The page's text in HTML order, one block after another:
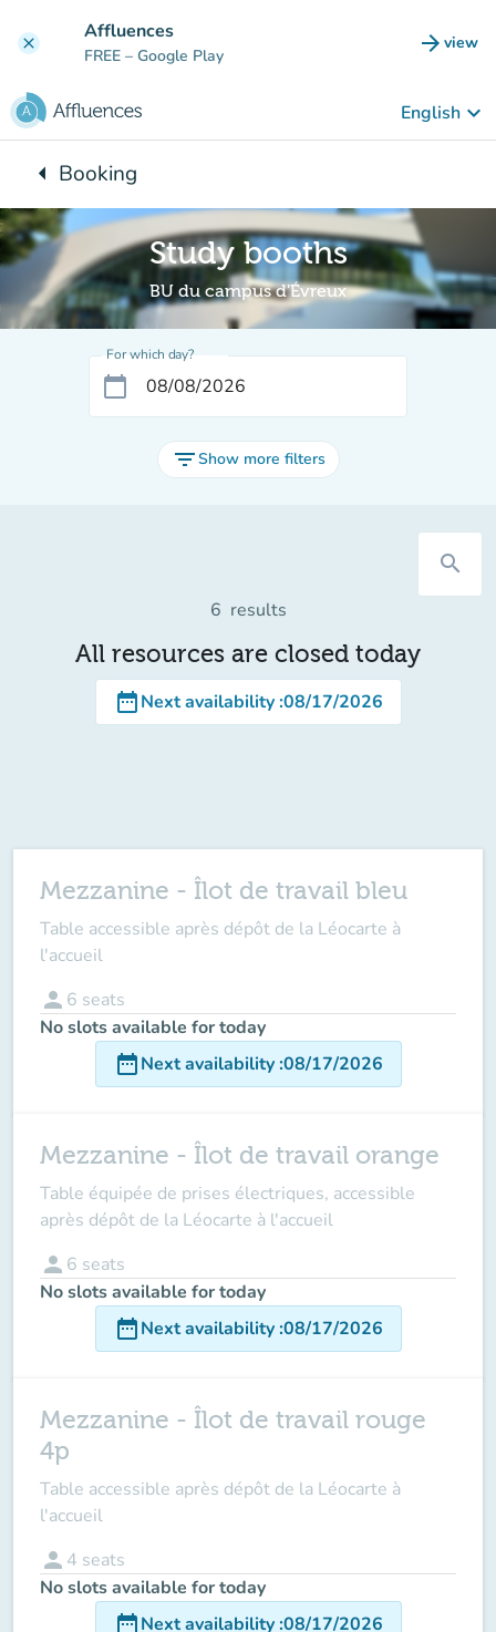
clear Affluences
FREE – Google Play arrow_forward view
(new
English keyboard_arrow_down
arrow_leftBack to:
Booking
Study booths
BU du campus d'Évreux
For which day?
calendar_today
filter_listShow more filters
search
6 results
All resources are closed today
date_rangeNext availability:08/17/2026
Mezzanine - Îlot de travail bleu
Table accessible après dépôt de la Léocarte à
l'accueil
person 6 seats
No slots available for today
date_rangeNext availability:08/17/2026
Mezzanine - Îlot de travail orange
Table équipée de prises électriques, accessible
après dépôt de la Léocarte à l'accueil
person 6 seats
No slots available for today
date_rangeNext availability:08/17/2026
Mezzanine - Îlot de travail rouge
4p
Table accessible après dépôt de la Léocarte à
l'accueil
person 4 seats
No slots available for today
date_rangeNext availability:08/17/2026